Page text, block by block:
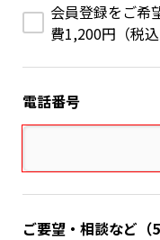
会員登録をご希
費1,200円（税込
電話番号
ご要望・相談など（